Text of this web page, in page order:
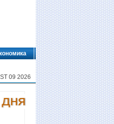
09 2026